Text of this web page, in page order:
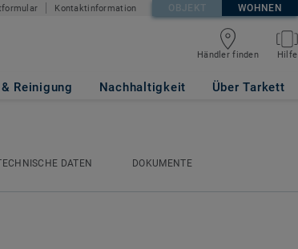
Kontaktinformation OBJEKT WOHNEN
Händler finden Hilfe
Reinigung Nachhaltigkeit Über Tarkett
DATEN
DOKUMENTE